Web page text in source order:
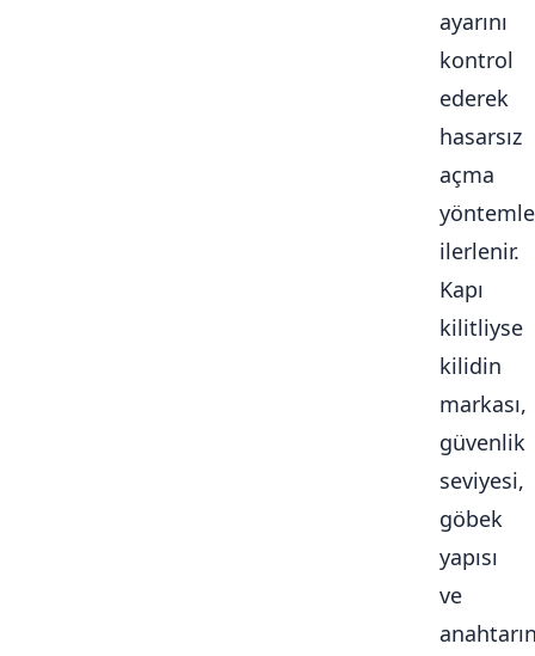
ayarını
kontrol
ederek
hasarsız
açma
ilerlenir.
Kapı
kilitliyse
kilidin
markası,
güvenlik
seviyesi,
göbek
yapısı
ve